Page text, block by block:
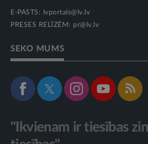
E-PASTS:
lvportals@lv.lv
PRESES RELĪZĒM: pr@lv.lv
SEKO MUMS
"Ikvienam ir tiesības